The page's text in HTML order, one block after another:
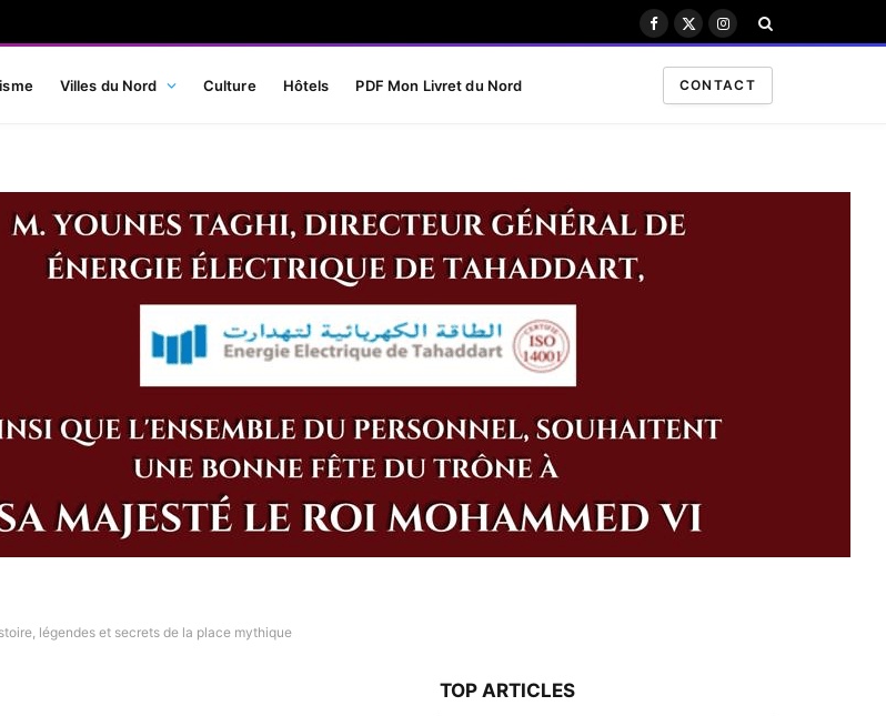
Facebook
X
Instagram
Villes du Nord Culture Hôtels PDF Mon Livret du Nord CONTACT
légendes et secrets de la place mythique
TOP ARTICLES